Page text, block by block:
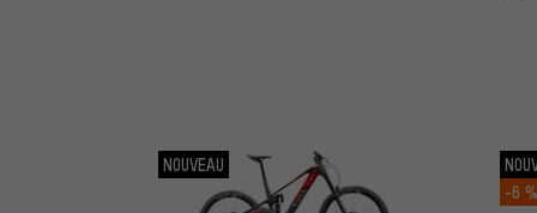
NOUVEAU
-6 %